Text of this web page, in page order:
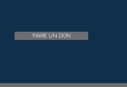
FAIRE UN DON